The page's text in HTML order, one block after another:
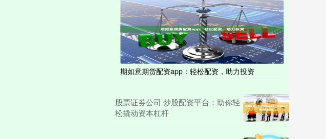
期如意期货配资app：轻松配资，助力投资
股票证券公司 炒股配资平台：助你轻
松撬动资本杠杆